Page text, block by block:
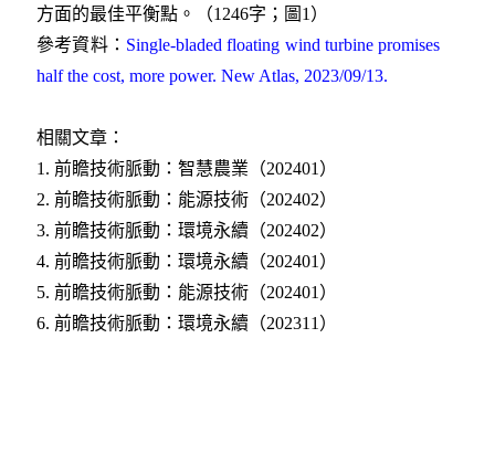
方面的最佳平衡點。（1246字；圖1）
參考資料： Single-bladed floating wind turbine promises
half the cost, more power. New Atlas, 2023/09/13.
相關文章：
1. 前瞻技術脈動：智慧農業（202401）
2. 前瞻技術脈動：能源技術（202402）
3. 前瞻技術脈動：環境永續（202402）
4. 前瞻技術脈動：環境永續（202401）
5. 前瞻技術脈動：能源技術（202401）
6. 前瞻技術脈動：環境永續（202311）